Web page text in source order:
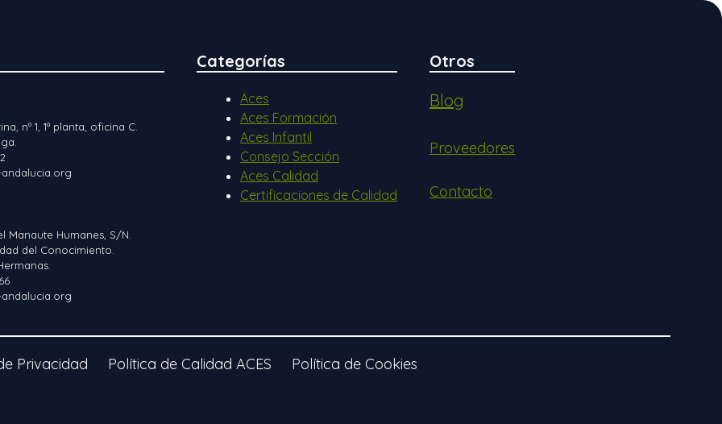
nº 1, 1ª planta, oficina C.
Manaute Humanes, S/N.
del Conocimiento.
Categorías
Aces
Aces Formación
Aces Infantil
Consejo Sección
Aces Calidad
Certificaciones de Calidad
Otros
Blog
Proveedores
Contacto
Privacidad Política de Calidad ACES Política de Cookies